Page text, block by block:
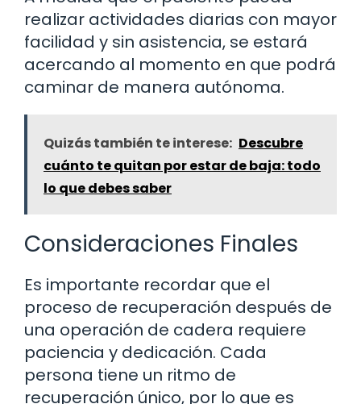
realizar actividades diarias con mayor
facilidad y sin asistencia, se estará
acercando al momento en que podrá
caminar de manera autónoma.
Quizás también te interese: Descubre
cuánto te quitan por estar de baja: todo
lo que debes saber
Consideraciones Finales
Es importante recordar que el
proceso de recuperación después de
una operación de cadera requiere
paciencia y dedicación. Cada
persona tiene un ritmo de
recuperación único, por lo que es